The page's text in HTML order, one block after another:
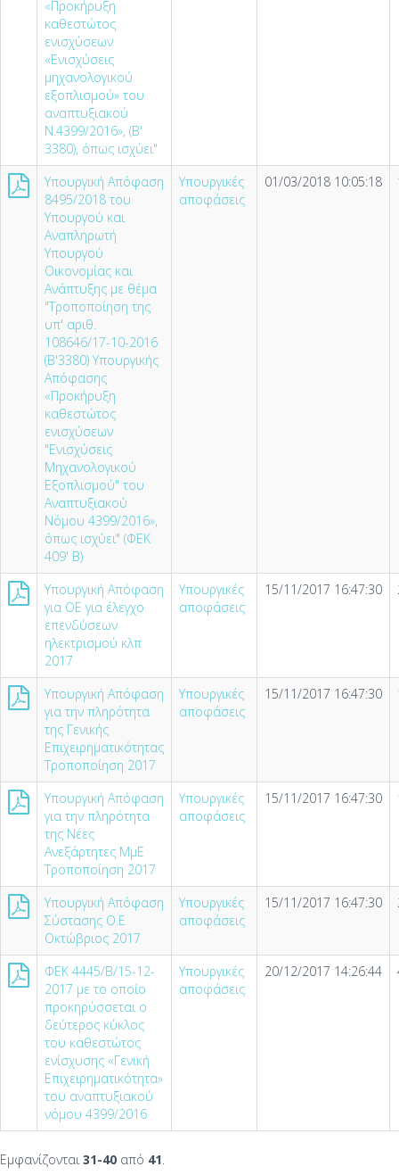
«Προκήρυξη
καθεστώτος
ενισχύσεων
«Ενισχύσεις
μηχανολογικού
εξοπλισμού» του
αναπτυξιακού
Ν.4399/2016», (Β'
3380), όπως ισχύει"
Υπουργική Απόφαση
8495/2018 του
Υπουργού και
Αναπληρωτή
Υπουργού
Οικονομίας και
Ανάπτυξης με θέμα
"Τροποποίηση της
υπ' αριθ.
108646/17-10-2016
(Β'3380) Υπουργικής
Απόφασης
«Προκήρυξη
καθεστώτος
ενισχύσεων
"Ενισχύσεις
Μηχανολογικού
Εξοπλισμού" του
Αναπτυξιακού
Νόμου 4399/2016»,
όπως ισχύει" (ΦΕΚ
409' Β)
Υπουργικές
αποφάσεις
01/03/2018 10:05:18
Υπουργική Απόφαση
για ΟΕ για έλεγχο
επενδύσεων
ηλεκτρισμού κλπ
2017
Υπουργικές
αποφάσεις
15/11/2017 16:47:30
Υπουργική Απόφαση
για την πληρότητα
της Γενικής
Επιχειρηματικότητας
Τροποποίηση 2017
Υπουργικές
αποφάσεις
15/11/2017 16:47:30
Υπουργική Απόφαση
για την πληρότητα
της Νέες
Ανεξάρτητες ΜμΕ
Τροποποίηση 2017
Υπουργικές
αποφάσεις
15/11/2017 16:47:30
Υπουργική Απόφαση
Σύστασης Ο.Ε
Οκτώβριος 2017
Υπουργικές
αποφάσεις
15/11/2017 16:47:30
ΦΕΚ 4445/Β/15-12-
2017 με το οποίο
προκηρύσσεται ο
δεύτερος κύκλος
του καθεστώτος
ενίσχυσης «Γενική
Επιχειρηματικότητα»
του αναπτυξιακού
νόμου 4399/2016
Υπουργικές
αποφάσεις
20/12/2017 14:26:44
Εμφανίζονται 31-40 από 41.